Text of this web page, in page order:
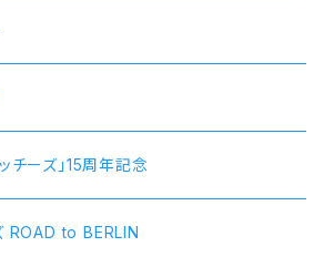
チーズ」15周年記念
ROAD to BERLIN